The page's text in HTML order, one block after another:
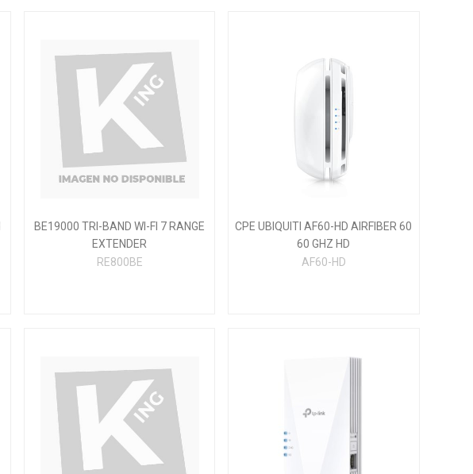
BE19000 TRI-BAND WI-FI 7 RANGE
EXTENDER
RE800BE
CPE UBIQUITI AF60-HD AIRFIBER 60
60 GHZ HD
AF60-HD